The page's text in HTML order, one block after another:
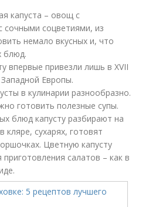
капуста – овощ с
сочными соцветиями, из
немало вкусных и, что
блюд.
впервые привезли лишь в XVII
Европы.
в кулинарии разнообразно.
готовить полезные супы.
блюд капусту разбирают на
сухарях, готовят
Цветную капусту
салатов – как в